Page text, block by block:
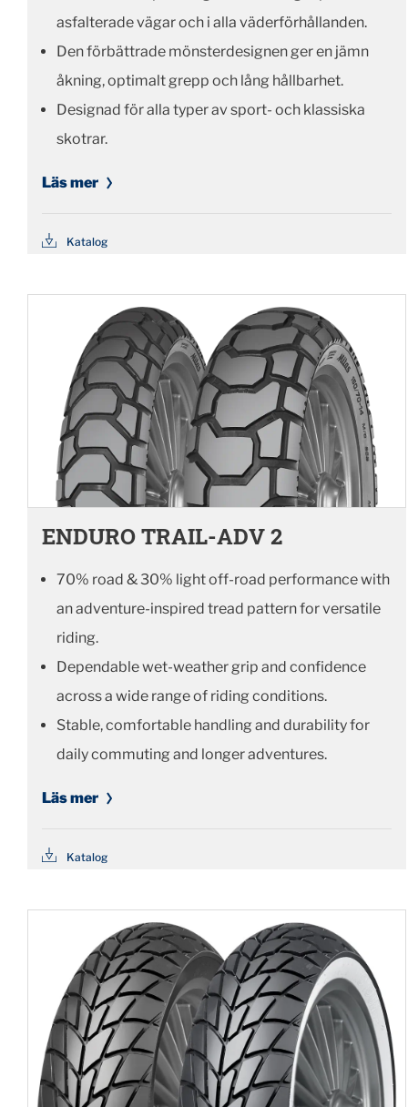
asfalterade vägar och i alla väderförhållanden.
Den förbättrade mönsterdesignen ger en jämn
åkning, optimalt grepp och lång hållbarhet.
Designad för alla typer av sport- och klassiska
skotrar.
Läs mer
Katalog
ENDURO TRAIL-ADV 2
70% road & 30% light off-road performance with
an adventure-inspired tread pattern for versatile
riding.
Dependable wet-weather grip and confidence
across a wide range of riding conditions.
Stable, comfortable handling and durability for
daily commuting and longer adventures.
Läs mer
Katalog